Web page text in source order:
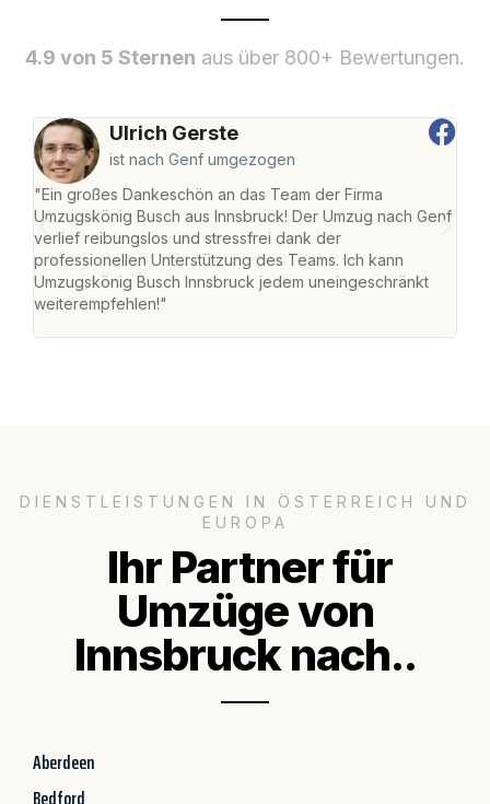
4.9 von 5 Sternen aus über 800+ Bewertungen.
Ulrich Gerste
ist nach Genf umgezogen
"Ein großes Dankeschön an das Team der Firma
Umzugskönig Busch aus Innsbruck! Der Umzug nach Genf
verlief reibungslos und stressfrei dank der
professionellen Unterstützung des Teams. Ich kann
Umzugskönig Busch Innsbruck jedem uneingeschränkt
weiterempfehlen!"
DIENSTLEISTUNGEN IN ÖSTERREICH UND
EUROPA
Ihr Partner für
Umzüge von
Innsbruck nach..
Aberdeen